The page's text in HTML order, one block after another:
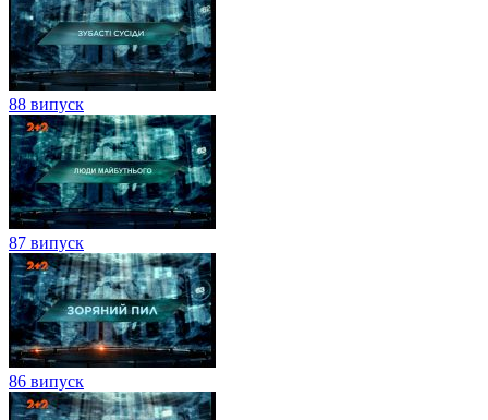
88 випуск
87 випуск
86 випуск